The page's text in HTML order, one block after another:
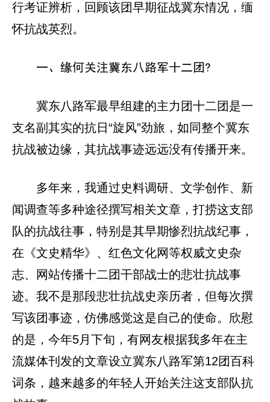
行考证辨析，回顾该团早期征战冀东情况，缅
怀抗战英烈。
一、缘何关注冀东八路军十二团?
冀东八路军最早组建的主力团十二团是一
支名副其实的抗日“旋风”劲旅，如同整个冀东
抗战被边缘，其抗战事迹远远没有传播开来。
多年来，我通过史料调研、文学创作、新
闻调查等多种途径撰写相关文章，打捞这支部
队的抗战往事，特别是其早期惨烈抗战纪事，
在《文史精华》、红色文化网等权威文史杂
志、网站传播十二团干部战士的悲壮抗战事
迹。我不是那段悲壮抗战史亲历者，但每次撰
写该团事迹，仿佛感觉这是自己的使命。欣慰
的是，今年5月下旬，有网友根据我多年在主
流媒体刊发的文章设立冀东八路军第12团百科
词条，越来越多的年轻人开始关注这支部队抗